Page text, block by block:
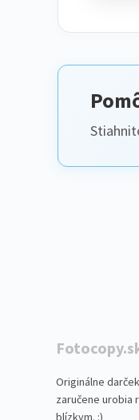
Originálne
zaručene urobia
blízkym. :)